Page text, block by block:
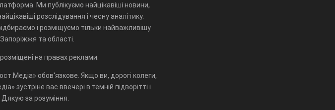
Ми публікуємо найцікавіші новини,
розслідування і чесну аналітику.
і розміщуємо тільки найважливішу
та області.
на правах реклами.
обов'язкове. Якщо ви, дорогі колеги,
зустріне вас ввечері в темній підворітті і
за розуміння.